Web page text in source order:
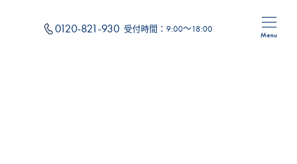
0120-821-930 受付時間： 9:00～18:00
Menu